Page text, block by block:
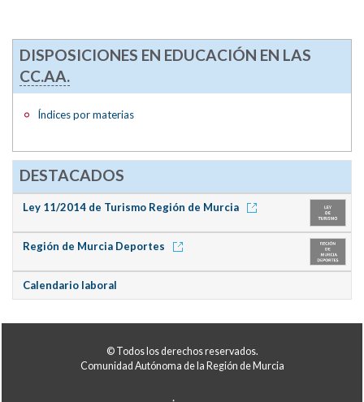
DISPOSICIONES EN EDUCACIÓN EN LAS
CC.AA.
Índices por materias
DESTACADOS
Ley 11/2014 de Turismo Región de Murcia
Región de Murcia Deportes
Calendario laboral
© Todos los derechos reservados.
Comunidad Autónoma de la Región de Murcia